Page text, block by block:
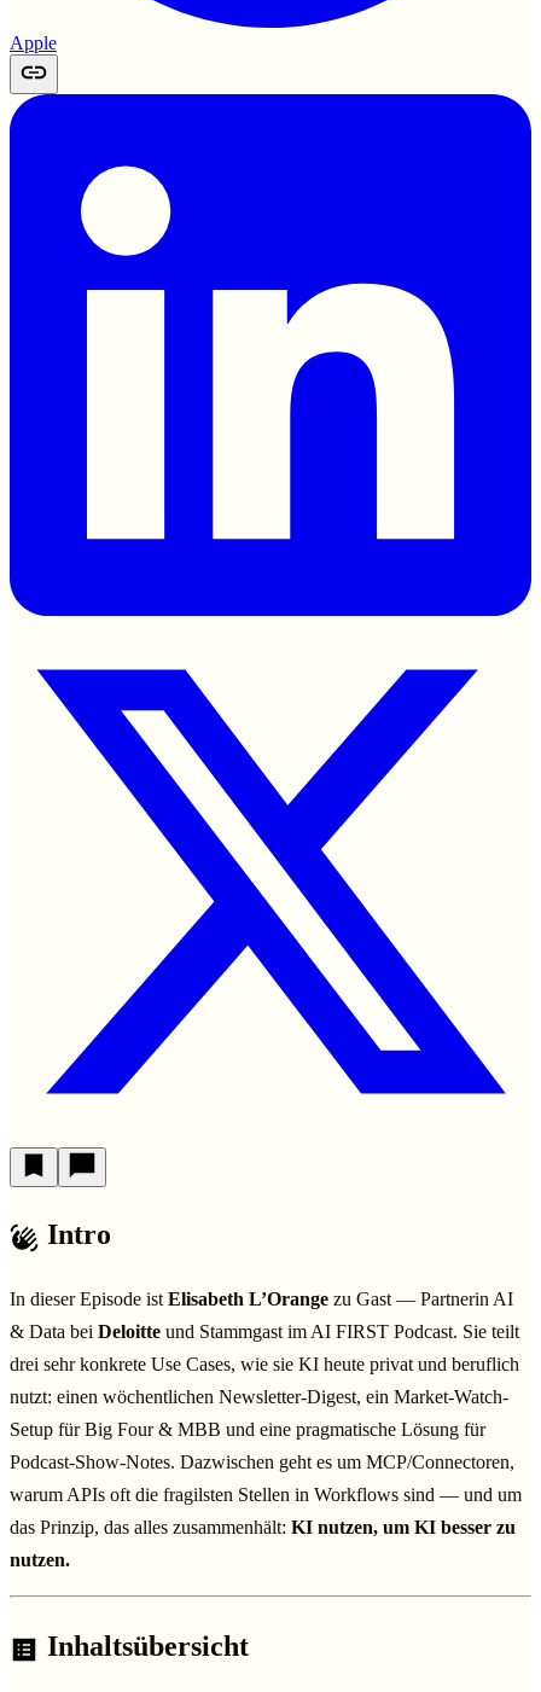
Apple
Intro
In dieser Episode ist Elisabeth L’Orange zu Gast — Partnerin AI
& Data bei Deloitte und Stammgast im AI FIRST Podcast. Sie teilt
drei sehr konkrete Use Cases, wie sie KI heute privat und beruflich
nutzt: einen wöchentlichen Newsletter-Digest, ein Market-Watch-
Setup für Big Four & MBB und eine pragmatische Lösung für
Podcast-Show-Notes. Dazwischen geht es um MCP/Connectoren,
warum APIs oft die fragilsten Stellen in Workflows sind — und um
das Prinzip, das alles zusammenhält: KI nutzen, um KI besser zu
nutzen.
Inhaltsübersicht